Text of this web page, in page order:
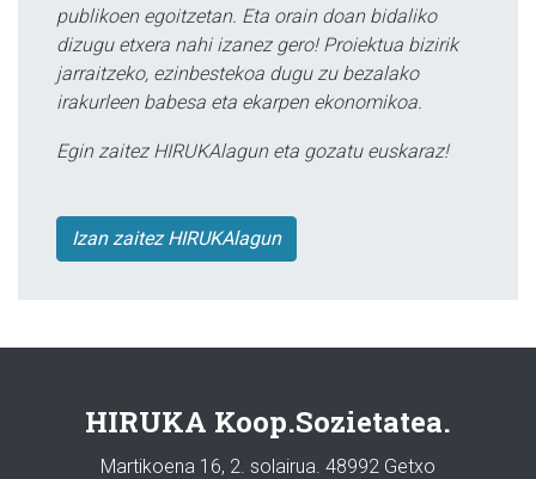
publikoen egoitzetan. Eta orain doan bidaliko
dizugu etxera nahi izanez gero! Proiektua bizirik
jarraitzeko, ezinbestekoa dugu zu bezalako
irakurleen babesa eta ekarpen ekonomikoa.
Egin zaitez HIRUKAlagun eta gozatu euskaraz!
Izan zaitez HIRUKAlagun
HIRUKA Koop.Sozietatea.
Martikoena 16, 2. solairua. 48992 Getxo